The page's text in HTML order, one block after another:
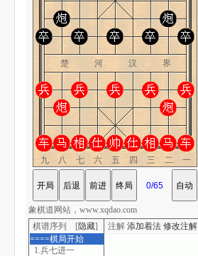
楚 河 汉 界
九八七六五四三二一
棋谱序列 [隐藏]
====棋局开始
1.兵七进一
注解 添加着法 修改注解
象棋道网站，www.xqdao.com